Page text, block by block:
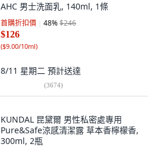
AHC 男士洗面乳, 140ml, 1條
首購折扣價 48%$246
$126
($9.00/10ml)
8/11 星期二 預計送達
(3674)
KUNDAL 昆黛爾 男性私密處專用
Pure&Safe涼感清潔露 草本香檸檬香,
300ml, 2瓶